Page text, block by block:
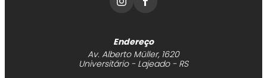
Endereço
Av. Alberto Müller, 1620
Universitário - Lajeado - RS